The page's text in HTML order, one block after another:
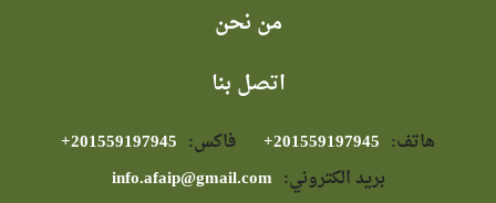
من نحن
اتصل بنا
هاتف: فاكس:
بريد الكتروني: info.afaip@gmail.com